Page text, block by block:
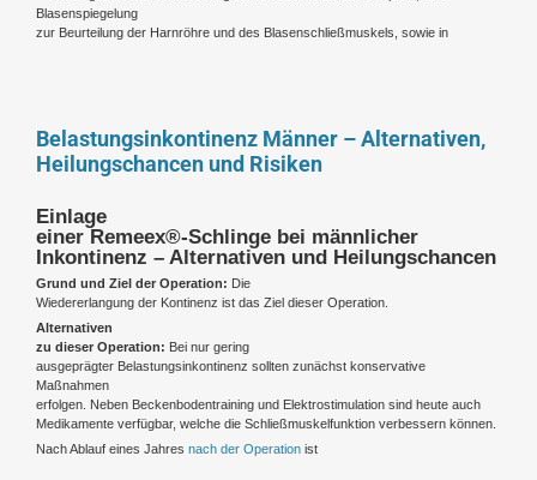
Blasenspiegelung
zur Beurteilung der Harnröhre und des Blasenschließmuskels, sowie in
Belastungsinkontinenz Männer – Alternativen,
Heilungschancen und Risiken
Einlage
einer Remeex®-Schlinge bei männlicher
Inkontinenz – Alternativen und Heilungschancen
Grund und Ziel der Operation: Die
Wiedererlangung der Kontinenz ist das Ziel dieser Operation.
Alternativen
zu dieser Operation: Bei nur gering
ausgeprägter Belastungsinkontinenz sollten zunächst konservative
Maßnahmen
erfolgen. Neben Beckenbodentraining und Elektrostimulation sind heute auch
Medikamente verfügbar, welche die Schließmuskelfunktion verbessern können.
Nach Ablauf eines Jahres nach der Operation ist